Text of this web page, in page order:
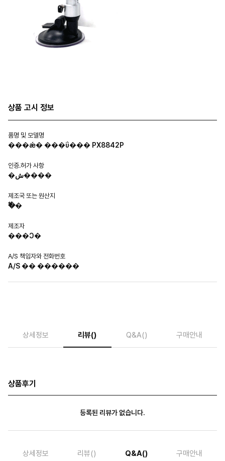
상품 고시 정보
품명 및 모델명
���ǽ� ���ΰ��� PX8842P
인증.허가 사항
�ش����
제조국 또는 원산지
�߱�
제조자
���Ͻ�
A/S 책임자와 전화번호
A/S �� ������
상세정보 리뷰() Q&A() 구매안내
상품후기
등록된 리뷰가 없습니다.
상세정보 리뷰() Q&A() 구매안내